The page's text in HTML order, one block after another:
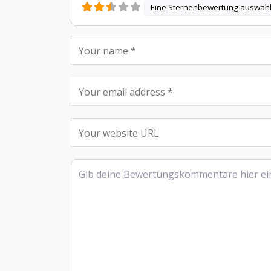
Eine Sternenbewertung
Rezensionstext